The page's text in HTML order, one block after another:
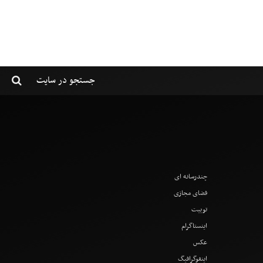
چندرسانه ای
فضای مجازی
توییت
اینستاگرام
عکس
اینفوگرافیگ